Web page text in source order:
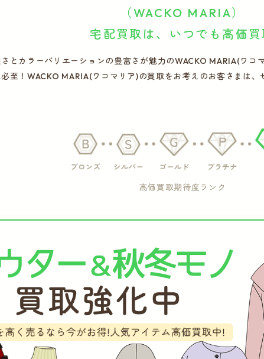
（WACKO MARIA）
宅配買取は、いつでも高価買
とカラーバリエーションの豊富さが魅力のWACKO MARIA(ワコ
至！WACKO MARIA(ワコマリア)の買取をお考えのお客さまは
高価買取期待度ランク